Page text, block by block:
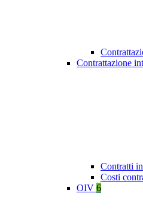
Contrattazione
Contratti
Costi
OIV 6